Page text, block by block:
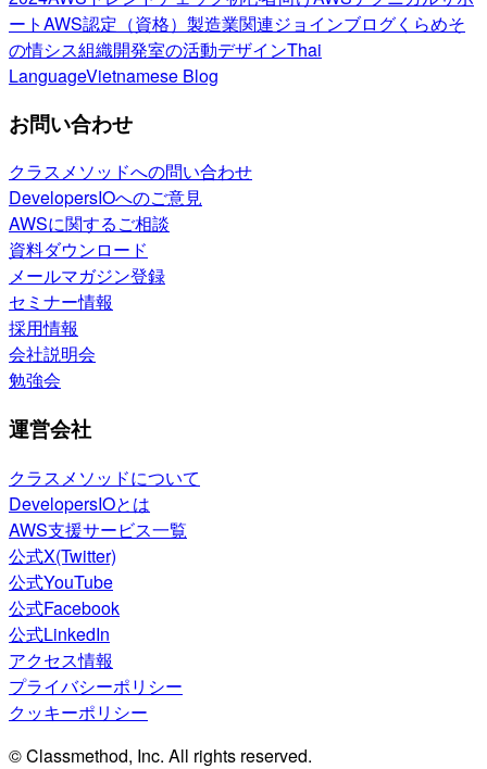
ートAWS認定（資格） 製造業関連ジョインブログくらめそ
の情シス組織開発室の活動デザインThai
LanguageVietnamese Blog
お問い合わせ
クラスメソッドへの問い合わせ
DevelopersIOへのご意見
AWSに関するご相談
資料ダウンロード
メールマガジン登録
セミナー情報
採用情報
会社説明会
勉強会
運営会社
クラスメソッドについて
DevelopersIOとは
AWS支援サービス一覧
公式X(Twitter)
公式YouTube
公式Facebook
公式LinkedIn
アクセス情報
プライバシーポリシー
クッキーポリシー
© Classmethod, Inc. All rights reserved.